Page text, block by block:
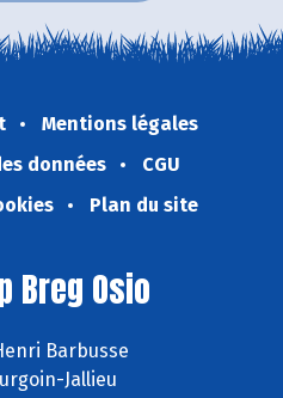
Mentions légales
données
CGU
Plan du site
Breg Osio
Barbusse
Jallieu